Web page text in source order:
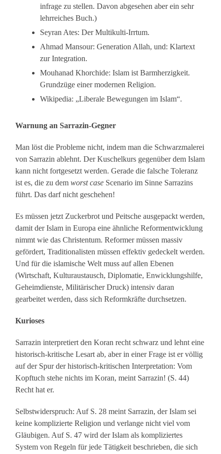
infrage zu stellen. Davon abgesehen aber ein sehr
lehrreiches Buch.)
Seyran Ates: Der Multikulti-Irrtum.
Ahmad Mansour: Generation Allah, und: Klartext
zur Integration.
Mouhanad Khorchide: Islam ist Barmherzigkeit.
Grundzüge einer modernen Religion.
Wikipedia: „Liberale Bewegungen im Islam“.
Warnung an Sarrazin-Gegner
Man löst die Probleme nicht, indem man die Schwarzmalerei
von Sarrazin ablehnt. Der Kuschelkurs gegenüber dem Islam
kann nicht fortgesetzt werden. Gerade die falsche Toleranz
ist es, die zu demworst case Scenario im Sinne Sarrazins
führt. Das darf nicht geschehen!
Es müssen jetzt Zuckerbrot und Peitsche ausgepackt werden,
damit der Islam in Europa eine ähnliche Reformentwicklung
nimmt wie das Christentum. Reformer müssen massiv
gefördert, Traditionalisten müssen effektiv gedeckelt werden.
Und für die islamische Welt muss auf allen Ebenen
(Wirtschaft, Kulturaustausch, Diplomatie, Enwicklungshilfe,
Geheimdienste, Militärischer Druck) intensiv daran
gearbeitet werden, dass sich Reformkräfte durchsetzen.
Kurioses
Sarrazin interpretiert den Koran recht schwarz und lehnt eine
historisch-kritische Lesart ab, aber in einer Frage ist er völlig
auf der Spur der historisch-kritischen Interpretation: Vom
Kopftuch stehe nichts im Koran, meint Sarrazin! (S. 44)
Recht hat er.
Selbstwiderspruch: Auf S. 28 meint Sarrazin, der Islam sei
keine komplizierte Religion und verlange nicht viel vom
Gläubigen. Auf S. 47 wird der Islam als kompliziertes
System von Regeln für jede Tätigkeit beschrieben, die sich